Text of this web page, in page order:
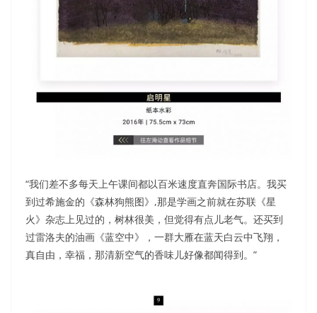
“我们差不多每天上午课间都以百米速度直奔国际书店。我买
到过希施金的《森林狗熊图》,那是学画之前就在苏联《星
火》杂志上见过的，树林很美，但觉得有点儿老气。还买到
过雷洛夫的油画《蓝空中》，一群大雁在蓝天白云中飞翔，
真自由，幸福，那清新空气的香味儿好像都闻得到。”